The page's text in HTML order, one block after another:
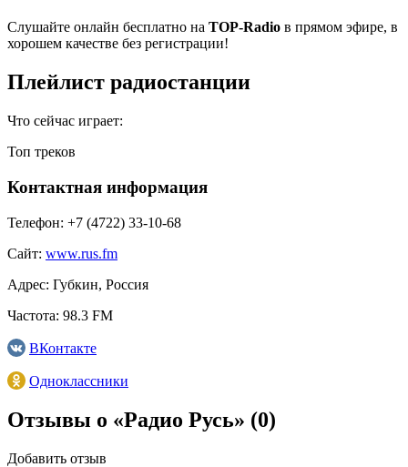
Cлушайте онлайн бесплатно на TOP-Radio в прямом эфире, в
хорошем качестве без регистрации!
Плейлист радиостанции
Что сейчас играет:
Топ треков
Контактная информация
Телефон: +7 (4722) 33-10-68
Сайт: www.rus.fm
Адрес: Губкин, Россия
Частота: 98.3 FM
ВКонтакте
Одноклассники
Отзывы о «Радио Русь» (0)
Добавить отзыв